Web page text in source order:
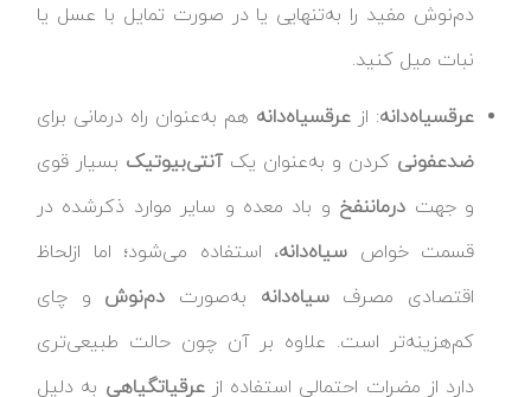
دم‌نوش مفید را به‌تنهایی یا در صورت تمایل با عسل یا
نبات میل کنید.
عرقسیاه‌دانه: از عرقسیاه‌دانه هم به‌عنوان راه درمانی برای
ضدعفونی کردن و به‌عنوان یکآنتی‌بیوتیک بسیار قوی
و جهت درماننفخ و باد معده و سایر موارد ذکرشده در
قسمت خواص سیاه‌دانه، استفاده می‌شود؛ اما ازلحاظ
اقتصادی مصرفسیاه‌دانه به‌صورت دم‌نوش و چای
کم‌هزینه‌تر است. علاوه بر آن چون حالت طبیعی‌تری
دارد از مضرات احتمالی استفاده ازعرقیاتگیاهی به دلیل